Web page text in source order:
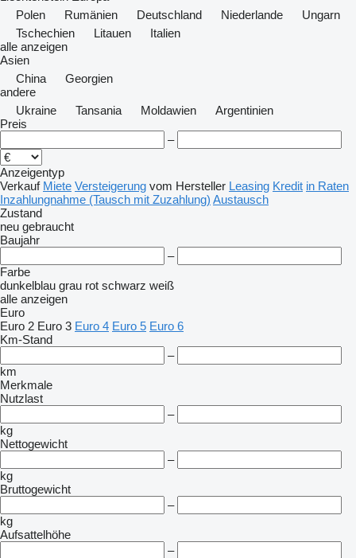
Polen
Rumänien Deutschland Niederlande
Ungarn
Tschechien
Litauen
Italien
alle anzeigen
Asien
China
Georgien
andere
Ukraine
Tansania Moldawien
Argentinien
Preis
–
Anzeigentyp
Verkauf Miete Versteigerung vom Hersteller Leasing Kredit in Raten
Inzahlungnahme (Tausch mit Zuzahlung) Austausch
Zustand
neu gebraucht
Baujahr
–
Farbe
dunkelblau grau rot schwarz weiß
alle anzeigen
Euro
Euro 2 Euro 3 Euro 4 Euro 5 Euro 6
Km-Stand
–
km
Merkmale
Nutzlast
–
kg
Nettogewicht
–
kg
Bruttogewicht
–
kg
Aufsattelhöhe
–